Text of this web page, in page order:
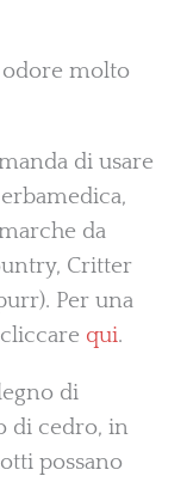
molto
di usare
da
Critter
Per una
qui.
di
di cedro, in
possano